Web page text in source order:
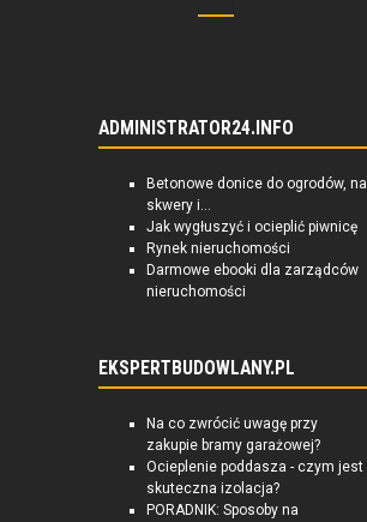
ADMINISTRATOR24.INFO
Betonowe donice do ogrodów, na
skwery i...
Jak wygłuszyć i ocieplić piwnicę
Rynek nieruchomości
Darmowe ebooki dla zarządców
nieruchomości
EKSPERTBUDOWLANY.PL
Na co zwrócić uwagę przy
zakupie bramy garażowej?
Ocieplenie poddasza - czym jest
skuteczna izolacja?
PORADNIK: Sposoby na